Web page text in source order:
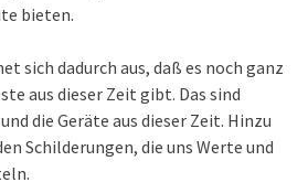
bieten.
sich dadurch aus, daß es noch ganz
aus dieser Zeit gibt. Das sind
die Geräte aus dieser Zeit. Hinzu
Schilderungen, die uns Werte und